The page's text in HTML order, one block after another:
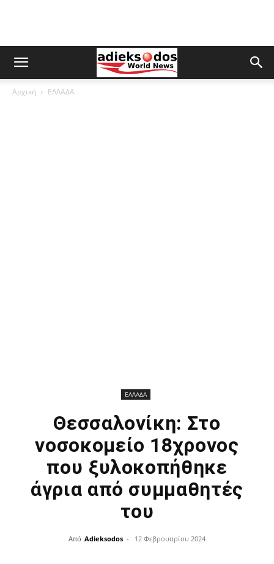
Αρχική ΕΛΛΑΔΑ
ΕΛΛΑΔΑ
Θεσσαλονίκη: Στο
νοσοκομείο 18χρονος
που ξυλοκοπήθηκε
άγρια από συμμαθητές
του
Από Adieksodos - 12 Φεβρουαρίου 2024